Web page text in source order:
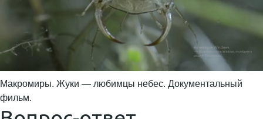
Макромиры. Жуки — любимцы небес. Документальный
фильм.